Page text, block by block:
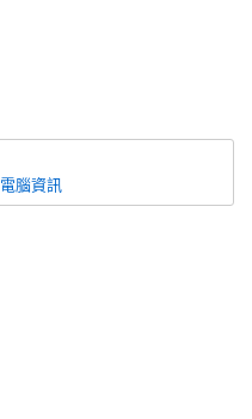
電腦資訊